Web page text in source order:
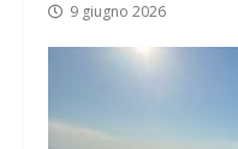
9 giugno 2026